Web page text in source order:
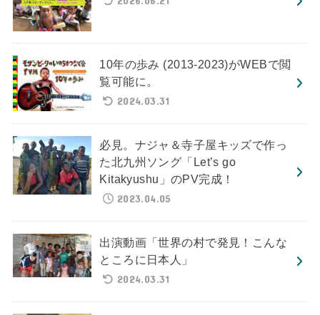
10年の歩み (2013-2023)がWEBで閲
覧可能に。
2024.03.31
必見。ナジャ＆寺子屋キッズで作っ
た北九州ソング「Let’s go
Kitakyushu」のPV完成！
2023.04.05
出演動画「世界の村で発見！こんな
ところに日本人」
2024.03.31